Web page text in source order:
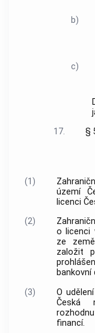
b)
c)
17.
§
(1)
území
licenci
(2)
o licenci
ze
založit
bankovní
(3)
O
Česká
financí.